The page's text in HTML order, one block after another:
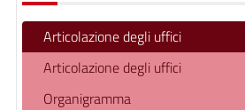
Articolazione degli uffici
Articolazione degli uffici
Organigramma